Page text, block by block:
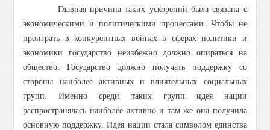
Главная причина таких ускорений была связана с
экономическими и политическими процессами. Чтобы не
проиграть в конкурентных войнах в сферах политики и
экономики государство неизбежно должно опираться на
общество. Государство должно получать поддержку со
стороны наиболее активных и влиятельных социальных
групп. Именно среди таких групп идея нации
распространялась наиболее активно и там же она получила
основную поддержку. Идея нации стала символом единства